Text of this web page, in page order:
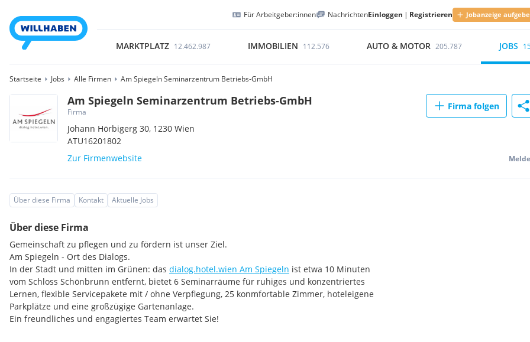
Für Arbeitgeber:innen NachrichtenEinloggen | Registrieren Jobanzeige
MARKTPLATZ 12.462.987 IMMOBILIEN 112.576 AUTO & MOTOR 205.787 JOBS
Startseite Jobs Alle Firmen Am Spiegeln Seminarzentrum Betriebs-GmbH
Am Spiegeln Seminarzentrum Betriebs-GmbH
Firma
Johann Hörbigerg 30, 1230Wien
ATU16201802
Zur Firmenwebsite
Firma folgen
Über diese Firma Kontakt Aktuelle Jobs
Über diese Firma
Gemeinschaft zu pflegen und zu fördern ist unser Ziel.
Am Spiegeln - Ort des Dialogs.
In der Stadt und mitten im Grünen: das dialog.hotel.wien Am Spiegeln ist etwa 10 Minuten
vom Schloss Schönbrunn entfernt, bietet 6 Seminarräume für ruhiges und konzentriertes
Lernen, flexible Servicepakete mit / ohne Verpflegung, 25 konmfortable Zimmer, hoteleigene
Parkplätze und eine großzügige Gartenanlage.
Ein freundliches und engagiertes Team erwartet Sie!